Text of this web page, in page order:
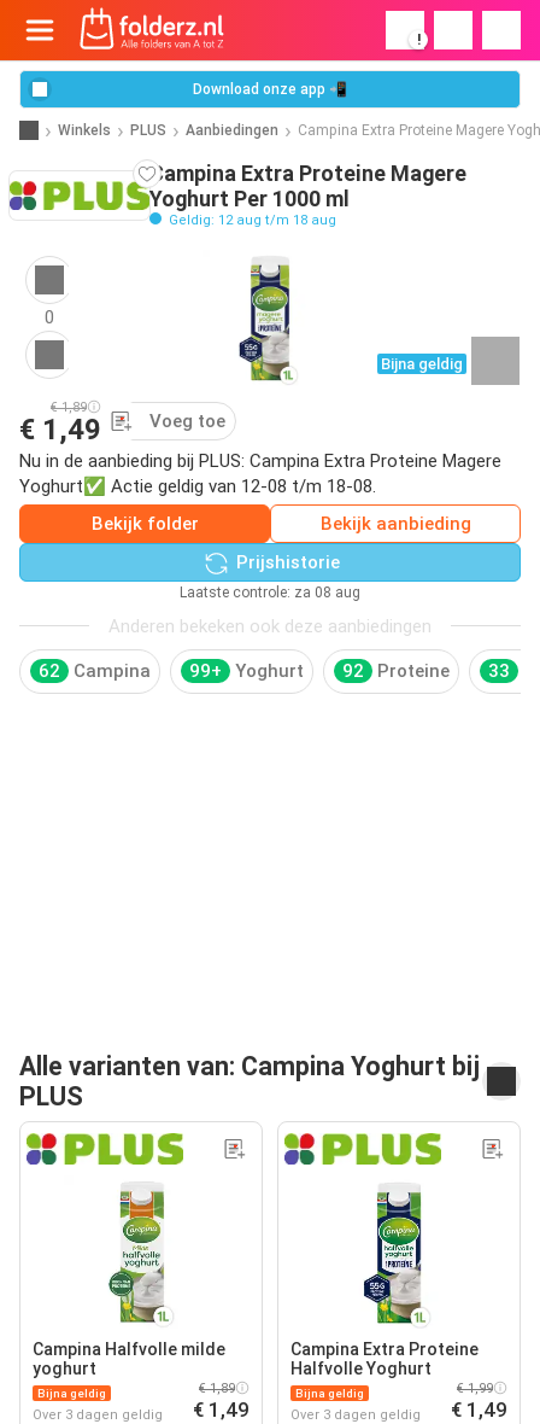
!
Download onze app 📲
Winkels PLUS Aanbiedingen Campina Extra Proteine Magere
Campina Extra Proteine Magere
Yoghurt Per 1000 ml
Geldig: 12 aug t/m 18 aug
0
Bijna geldig
€ 1,89
€ 1,49
Voeg toe
Nu in de aanbieding bij PLUS: Campina Extra Proteine Magere
Yoghurt✅ Actie geldig van 12-08 t/m 18-08.
Bekijk folder
Bekijk aanbieding
Prijshistorie
Laatste controle: za 08 aug
Anderen bekeken ook deze aanbiedingen
62 Campina 99+ Yoghurt 92 Proteine 33
Alle varianten van: Campina Yoghurt bij
PLUS
Campina Halfvolle milde
yoghurt
Bijna geldig
Over 3 dagen geldig
€ 1,89
€ 1,49
Campina Extra Proteine
Halfvolle Yoghurt
Bijna geldig
Over 3 dagen geldig
€ 1,99
€ 1,49